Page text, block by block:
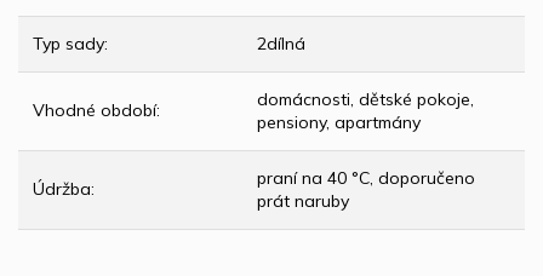
Typ sady: 2dílná
Vhodné období:
domácnosti, dětské pokoje,
pensiony, apartmány
Údržba:
praní na 40 °C, doporučeno
prát naruby